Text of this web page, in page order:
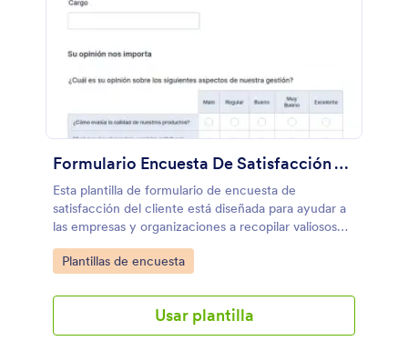
Formulario Encuesta De Satisfacción Al Cliente
Esta plantilla de formulario de encuesta de
satisfacción del cliente está diseñada para ayudar a
las empresas y organizaciones a recopilar valiosos
comentarios y evaluar el nivel de satisfacción de los
clientes con sus productos, servicios o experiencia
Go to Category:
Plantillas de encuesta
Usar plantilla